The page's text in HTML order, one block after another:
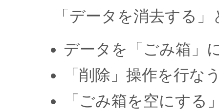
「データを消去する
データを「ごみ箱」
「削除」操作を行な
「ごみ箱を空にする